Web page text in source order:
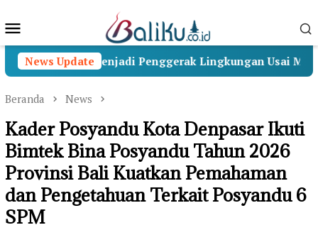
ke
Mobile
News Update
Menjadi Penggerak Lingkungan Usai Masa
Beranda News
Kader Posyandu Kota Denpasar Ikuti
Bimtek Bina Posyandu Tahun 2026
Provinsi Bali Kuatkan Pemahaman
dan Pengetahuan Terkait Posyandu 6
SPM